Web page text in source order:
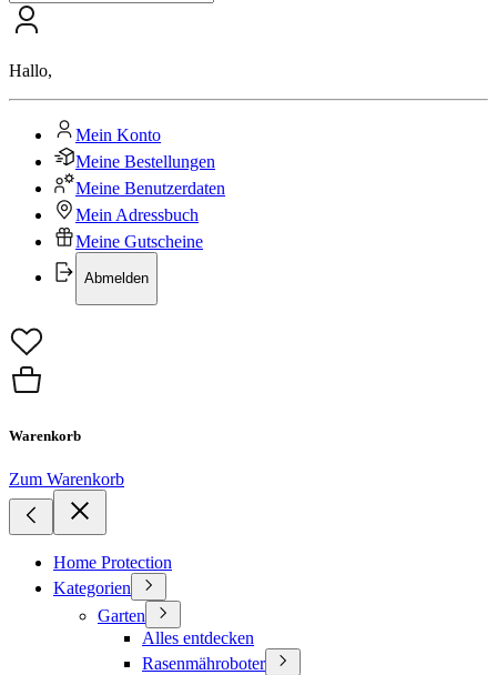
Hallo,
Mein Konto
Meine Bestellungen
Meine Benutzerdaten
Mein Adressbuch
Meine Gutscheine
Abmelden
Warenkorb
Zum Warenkorb
Home Protection
Kategorien
Garten
Alles entdecken
Rasenmähroboter